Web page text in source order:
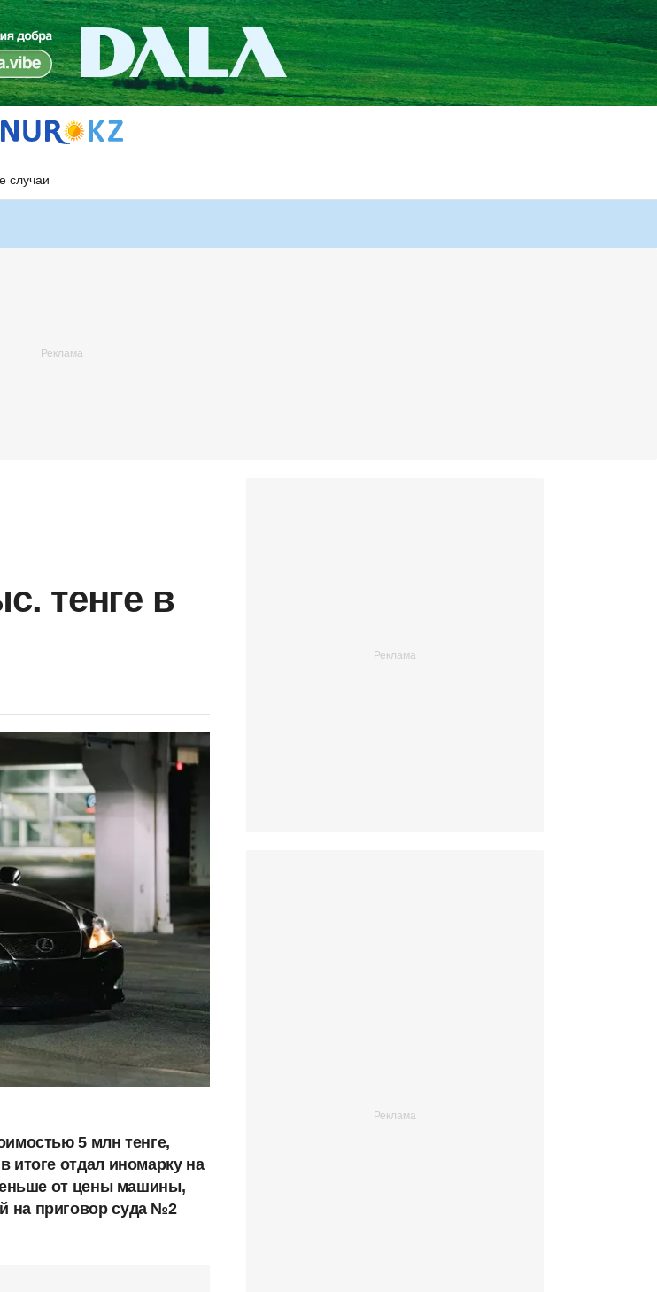
случаи
тенге в
5 млн тенге,
итоге отдал иномарку на
от цены машины,
на приговор суда №2